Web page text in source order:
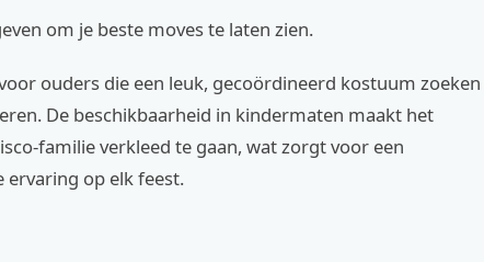
om je beste moves te laten zien.
ouders die een leuk, gecoördineerd kostuum zoeken
De beschikbaarheid in kindermaten maakt het
familie verkleed te gaan, wat zorgt voor een
op elk feest.